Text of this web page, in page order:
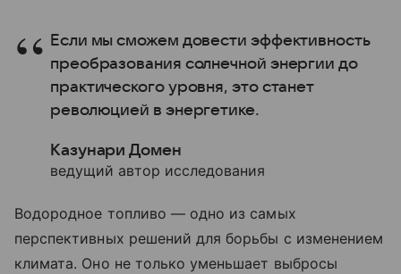
Если мы сможем довести эффективность
преобразования солнечной энергии до
практического уровня, это станет
революцией в энергетике.
Казунари Домен
ведущий автор исследования
Водородное топливо — одно из самых
перспективных решений для борьбы с изменением
климата. Оно не только уменьшает выбросы